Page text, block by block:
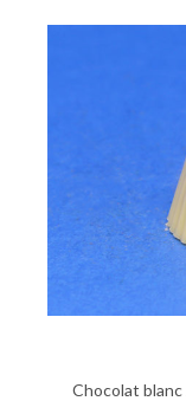
Chocolat blanc